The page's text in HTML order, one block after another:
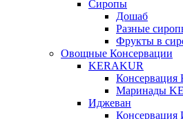
Сиропы
Дошаб
Разные
Фрукты в
Овощные Консервации
KERAKUR
Маринады
Иджеван
Консервация